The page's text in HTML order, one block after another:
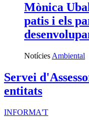
Mònica
patis i els
Notícies Ambiental
Servei
entitats
INFORMA'T